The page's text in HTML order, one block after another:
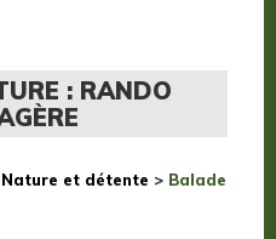
: RANDO
Nature et détente > Balade